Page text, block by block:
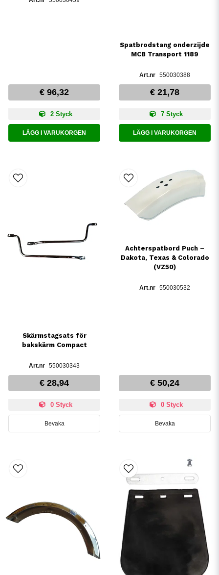
€ 96,32
2 Styck
LÄGG I VARUKORGEN
Spatbrodstang onderzijde
MCB Transport 1189
550030388
€ 21,78
7 Styck
LÄGG I VARUKORGEN
Skärmstagsats för
bakskärm Compact
550030343
€ 28,94
0 Styck
Bevaka
Achterspatbord Puch –
Dakota, Texas & Colorado
(VZ50)
550030532
€ 50,24
0 Styck
Bevaka